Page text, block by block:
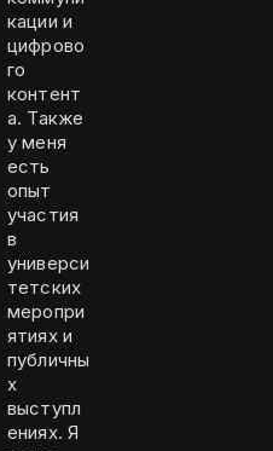
кации и
цифрово
го
контент
а. Также
у меня
есть
опыт
участия
в
универси
тетских
меропри
ятиях и
публичны
х
выступл
ениях. Я